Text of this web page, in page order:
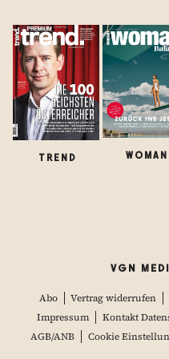
TREND WOMAN
VGN
Abo Vertrag widerrufen
Impressum
Kontakt
AGB/ANB
Cookie